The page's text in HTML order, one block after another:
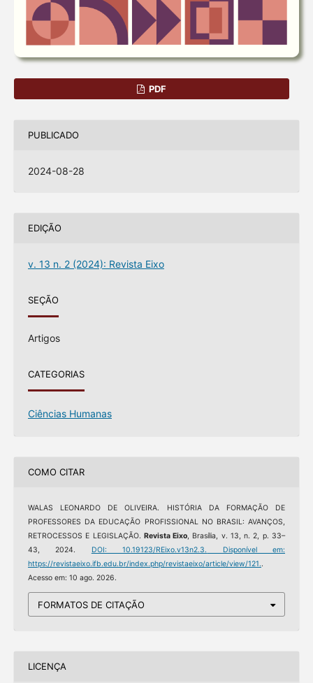
PDF
PUBLICADO
2024-08-28
EDIÇÃO
v. 13 n. 2 (2024): Revista Eixo
SEÇÃO
Artigos
CATEGORIAS
Ciências Humanas
COMO CITAR
WALAS LEONARDO DE OLIVEIRA. HISTÓRIA DA FORMAÇÃO DE
PROFESSORES DA EDUCAÇÃO PROFISSIONAL NO BRASIL: AVANÇOS,
RETROCESSOS E LEGISLAÇÃO. Revista Eixo, Brasília, v. 13, n. 2, p. 33–
43, 2024. DOI: 10.19123/REixo.v13n2.3. Disponível em:
https://revistaeixo.ifb.edu.br/index.php/revistaeixo/article/view/121..
Acesso em: 10 ago. 2026.
FORMATOS DE CITAÇÃO
LICENÇA